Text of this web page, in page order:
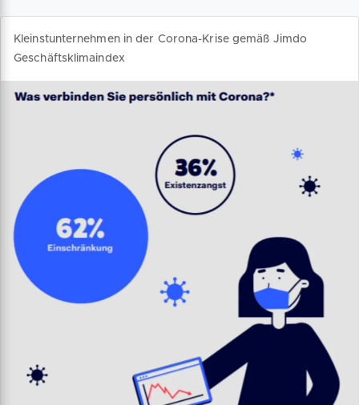
Kleinstunternehmen in der Corona-Krise gemäß Jimdo
Geschäftsklimaindex